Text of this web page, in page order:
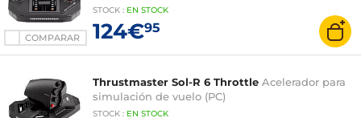
COMPARAR
STOCK : EN STOCK
124€95
Thrustmaster Sol-R 6 Throttle Acelerador para
simulación de vuelo (PC)
STOCK : EN STOCK